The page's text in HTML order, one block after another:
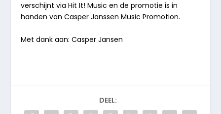
verschijnt via Hit It! Music en de promotie is in
handen van Casper Janssen Music Promotion.
Met dank aan: Casper Jansen
DEEL: